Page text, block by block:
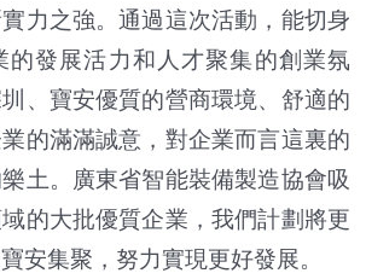
力之強。通過這次活動，能切身
的發展活力和人才聚集的創業氛
、寶安優質的營商環境、舒適的
的滿滿誠意，對企業而言這裏的
土。廣東省智能裝備製造協會吸
的大批優質企業，我們計劃將更
安集聚，努力實現更好發展。